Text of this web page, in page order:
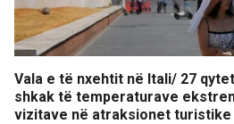
Vala e të nxehtit në Itali/ 27
shkak të temperaturave
vizitave në atraksionet turistike